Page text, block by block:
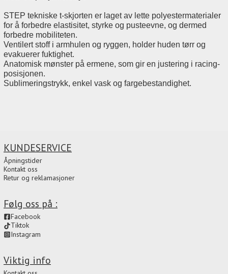
STEP tekniske t-skjorten er laget av lette polyestermaterialer
for å forbedre elastisitet, styrke og pusteevne, og dermed
forbedre mobiliteten.
Ventilert stoff i armhulen og ryggen, holder huden tørr og
evakuerer fuktighet.
Anatomisk mønster på ermene, som gir en justering i racing-
posisjonen.
Sublimeringstrykk, enkel vask og fargebestandighet.
Viktig info
Følg oss på :
Facebook
Tiktok
Instagram
KUNDESERVICE
Åpningstider
Kontakt oss
Retur og reklamasjoner